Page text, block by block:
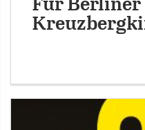
Für Berliner